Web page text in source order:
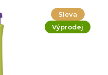
Sleva
Výprodej